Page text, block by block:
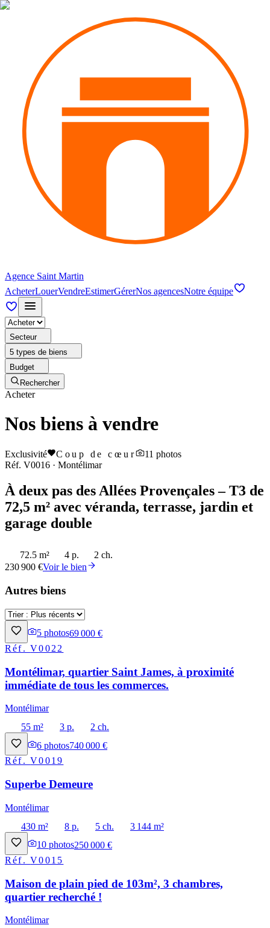
Agence Saint Martin
AcheterLouerVendreEstimerGérerNos agencesNotre équipe
Secteur
5 types de biens
Budget
Rechercher
Acheter
Nos biens à vendre
Exclusivité Coup de cœur 11 photos
Réf. V0016 · Montélimar
À deux pas des Allées Provençales – T3 de
72,5 m² avec véranda, terrasse, jardin et
garage double
72.5 m² 4 p.
2 ch.
230 900 €Voir le bien
Autres biens
5 photos69 000 €
Réf.V0022
Montélimar, quartier Saint James, à proximité
immédiate de tous les commerces.
Montélimar
55 m²
3 p.
2 ch.
6 photos740 000 €
Réf.V0019
Superbe Demeure
Montélimar
430 m²
8 p. 5 ch.
3 144 m²
10 photos250 000 €
Réf.V0015
Maison de plain pied de 103m², 3 chambres,
quartier recherché !
Montélimar